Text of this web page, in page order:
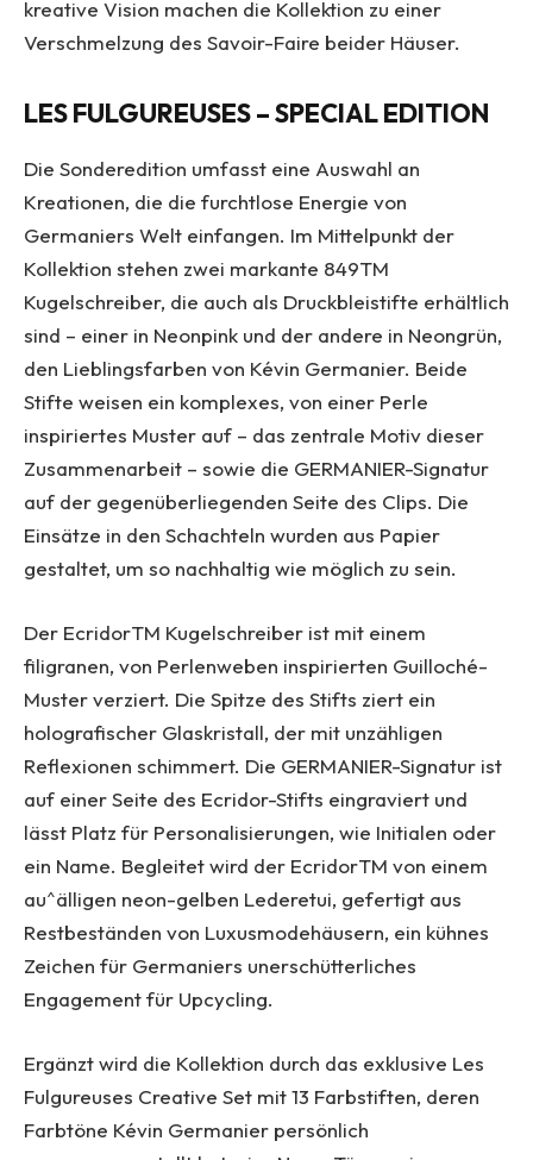
kreative Vision machen die Kollektion zu einer
Verschmelzung des Savoir-Faire beider Häuser.
LES FULGUREUSES – SPECIAL EDITION
Die Sonderedition umfasst eine Auswahl an
Kreationen, die die furchtlose Energie von
Germaniers Welt einfangen. Im Mittelpunkt der
Kollektion stehen zwei markante 849TM
Kugelschreiber, die auch als Druckbleistifte erhältlich
sind – einer in Neonpink und der andere in Neongrün,
den Lieblingsfarben von Kévin Germanier. Beide
Stifte weisen ein komplexes, von einer Perle
inspiriertes Muster auf – das zentrale Motiv dieser
Zusammenarbeit – sowie die GERMANIER-Signatur
auf der gegenüberliegenden Seite des Clips. Die
Einsätze in den Schachteln wurden aus Papier
gestaltet, um so nachhaltig wie möglich zu sein.
Der EcridorTM Kugelschreiber ist mit einem
filigranen, von Perlenweben inspirierten Guilloché-
Muster verziert. Die Spitze des Stifts ziert ein
holografischer Glaskristall, der mit unzähligen
Reflexionen schimmert. Die GERMANIER-Signatur ist
auf einer Seite des Ecridor-Stifts eingraviert und
lässt Platz für Personalisierungen, wie Initialen oder
ein Name. Begleitet wird der EcridorTM von einem
au^älligen neon-gelben Lederetui, gefertigt aus
Restbeständen von Luxusmodehäusern, ein kühnes
Zeichen für Germaniers unerschütterliches
Engagement für Upcycling.
Ergänzt wird die Kollektion durch das exklusive Les
Fulgureuses Creative Set mit 13 Farbstiften, deren
Farbtöne Kévin Germanier persönlich